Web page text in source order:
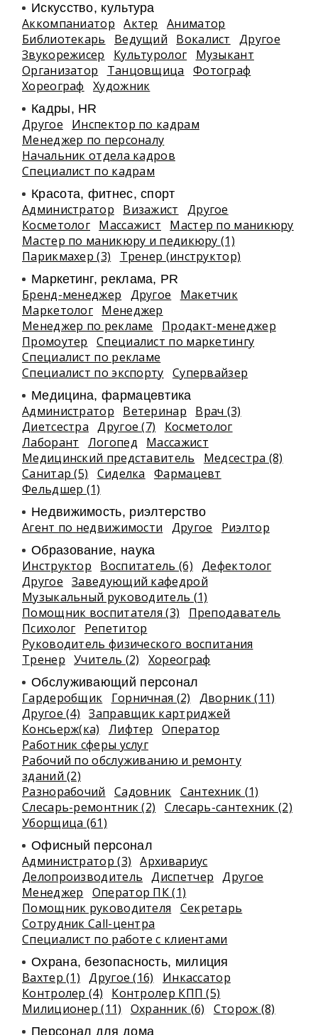
Искусство, культура
Аккомпаниатор Актер
Аниматор
Библиотекарь
Ведущий Вокалист
Другое
Звукорежисер
Культуролог
Музыкант
Организатор
Танцовщица
Фотограф
Хореограф
Художник
Кадры, HR
Другое
Инспектор по кадрам
Менеджер по персоналу
Начальник отдела кадров
Специалист по кадрам
Красота, фитнес, спорт
Администратор Визажист
Другое
Косметолог Массажист
Мастер по маникюру
Мастер по маникюру и педикюру (1)
Парикмахер (3)
Тренер (инструктор)
Маркетинг, реклама, PR
Бренд-менеджер Другое
Макетчик
Маркетолог Менеджер
Менеджер по рекламе
Продакт-менеджер
Промоутер
Специалист по маркетингу
Специалист по рекламе
Специалист по экспорту Супервайзер
Медицина, фармацевтика
Администратор Ветеринар
Врач (3)
Диетсестра
Другое (7)
Косметолог
Лаборант
Логопед
Массажист
Медицинский представитель
Медсестра (8)
Санитар (5)
Сиделка
Фармацевт
Фельдшер (1)
Недвижимость, риэлтeрство
Агент по недвижимости Другое Риэлтор
Образование, наука
Инструктор Воспитатель (6) Дефектолог
Другое Заведующий кафедрой
Музыкальный руководитель (1)
Помощник воспитателя (3)
Преподаватель
Психолог
Репетитор
Руководитель физического воспитания
Тренер Учитель (2) Хореограф
Обслуживающий персонал
Гардеробщик Горничная (2)
Дворник (11)
Другое (4)
Заправщик картриджей
Консьерж(ка)
Лифтер
Оператор
Работник сферы услуг
Рабочий по обслуживанию и ремонту
зданий (2)
Разнорабочий
Садовник Сантехник (1)
Слесарь-ремонтник (2)
Слесарь-сантехник (2)
Уборщица (61)
Офисный персонал
Администратор (3)
Архивариус
Делопроизводитель
Диспетчер
Другое
Менеджер
Оператор ПК (1)
Помощник руководителя
Секретарь
Сотрудник Call-центра
Специалист по работе с клиентами
Охрана, безопасность, милиция
Вахтер (1) Другое (16)
Инкассатор
Контролер (4)
Контролер КПП (5)
Милиционер (11)
Охранник (6) Сторож (8)
Персонал для дома